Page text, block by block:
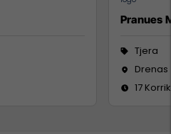
Pranues
Tjera
Drenas
17